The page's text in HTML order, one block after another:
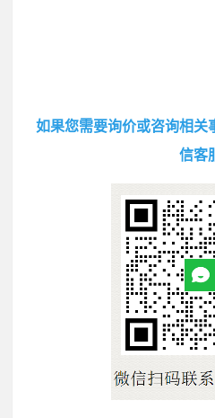
如果您需要询价或咨询相关
信客